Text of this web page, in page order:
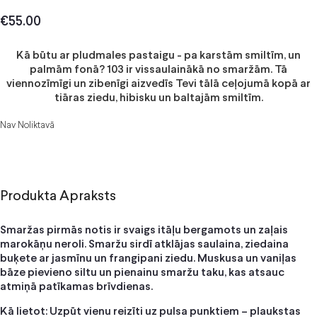
€55.00
Kā būtu ar pludmales pastaigu - pa karstām smiltīm, un
palmām fonā? 103 ir vissaulainākā no smaržām. Tā
viennozīmīgi un zibenīgi aizvedīs Tevi tālā ceļojumā kopā ar
tiāras ziedu, hibisku un baltajām smiltīm.
Nav Noliktavā
Produkta Apraksts
Smaržas pirmās notis ir svaigs itāļu bergamots un zaļais
marokāņu neroli. Smaržu sirdī atklājas saulaina, ziedaina
buķete ar jasmīnu un frangipani ziedu. Muskusa un vaniļas
bāze pievieno siltu un pienainu smaržu taku, kas atsauc
atmiņā patīkamas brīvdienas.
Kā lietot: Uzpūt vienu reizīti uz pulsa punktiem – plaukstas